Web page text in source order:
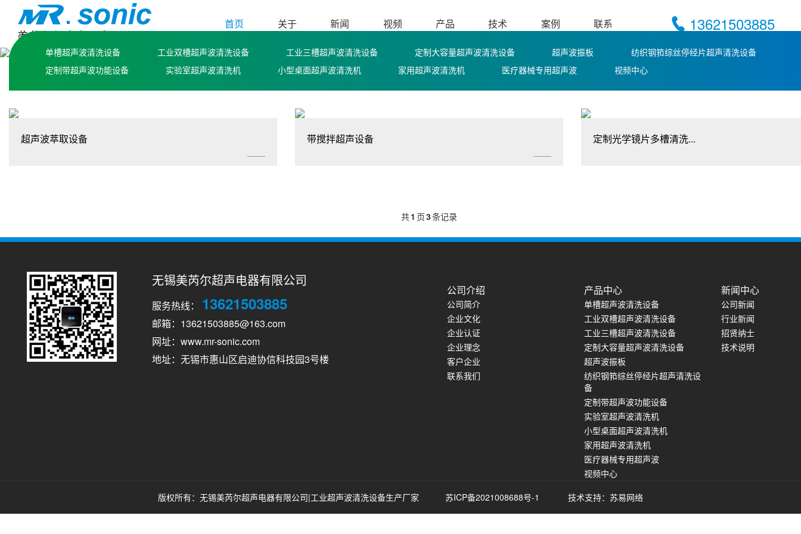
首页 关于 新闻 视频 产品 技术 案例 联系 13621503885
单槽超声波清洗设备 工业双槽超声波清洗设备 工业三槽超声波清洗设备 定制大容量超声波清洗设备 超声波振板
纺织钢筘综丝停经片超声清洗设备
定制带超声波功能设备
实验室超声波清洗机 小型桌面超声波清洗机 家用超声波清洗机 医疗器械专用超声波 视频中心
超声波萃取设备 带搅拌超声设备 定制光学镜片多槽清洗...
共1 页3条记录
无锡美芮尔超声电器有限公司
服务热线： 13621503885
邮箱：13621503885@163.com
网址：www.mr-sonic.com
地址：无锡市惠山区启迪协信科技园3号楼
公司介绍
公司简介
企业文化
企业认证
企业理念
客户企业
联系我们
产品中心
单槽超声波清洗设备
工业双槽超声波清洗设备
工业三槽超声波清洗设备
定制大容量超声波清洗设备
超声波振板
纺织钢筘综丝停经片超声清洗设
备
定制带超声波功能设备
实验室超声波清洗机
小型桌面超声波清洗机
家用超声波清洗机
医疗器械专用超声波
视频中心
新闻中心
公司新闻
行业新闻
招贤纳士
技术说明
版权所有：无锡美芮尔超声电器有限公司|工业超声波清洗设备生产厂家 苏ICP备2021008688号-1 技术支持：苏易网络